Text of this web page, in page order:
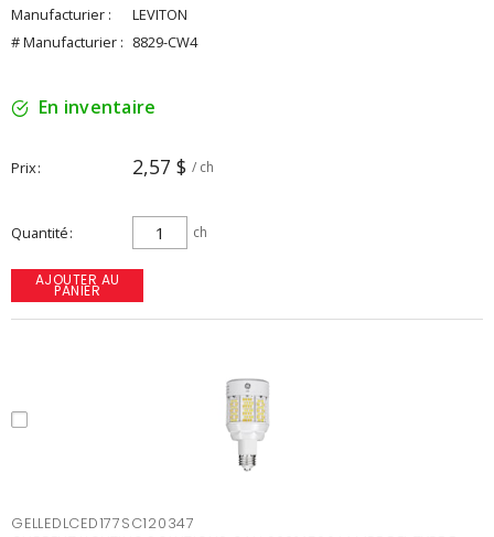
Manufacturier :
LEVITON
# Manufacturier : 8829-CW4
En inventaire
Prix 2,57 $ / ch
Quantité ch
AJOUTER AU
PANIER
GELLEDLCED177SC120347